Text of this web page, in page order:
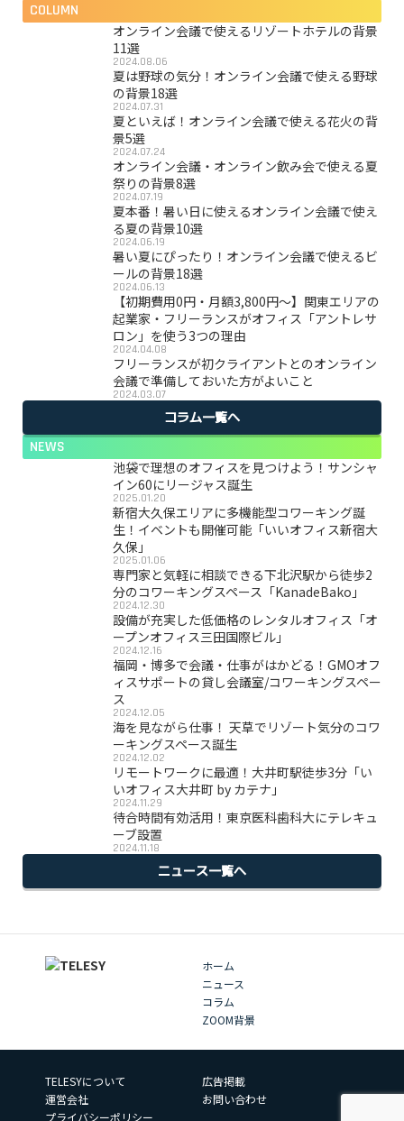
COLUMN
オンライン会議で使えるリゾートホテルの背景
11選
2024.08.06
夏は野球の気分！オンライン会議で使える野球
の背景18選
2024.07.31
夏といえば！オンライン会議で使える花火の背
景5選
2024.07.24
オンライン会議・オンライン飲み会で使える夏
祭りの背景8選
2024.07.19
夏本番！暑い日に使えるオンライン会議で使え
る夏の背景10選
2024.06.19
暑い夏にぴったり！オンライン会議で使えるビ
ールの背景18選
2024.06.13
【初期費用0円・月額3,800円〜】関東エリアの
起業家・フリーランスがオフィス「アントレサ
ロン」を使う3つの理由
2024.04.08
フリーランスが初クライアントとのオンライン
会議で準備しておいた方がよいこと
2024.03.07
コラム一覧へ
NEWS
池袋で理想のオフィスを見つけよう！サンシャ
イン60にリージャス誕生
2025.01.20
新宿大久保エリアに多機能型コワーキング誕
生！イベントも開催可能「いいオフィス新宿大
久保」
2025.01.06
専門家と気軽に相談できる下北沢駅から徒歩2
分のコワーキングスペース「KanadeBako」
2024.12.30
設備が充実した低価格のレンタルオフィス「オ
ープンオフィス三田国際ビル」
2024.12.16
福岡・博多で会議・仕事がはかどる！GMOオフ
ィスサポートの貸し会議室/コワーキングスペー
ス
2024.12.05
海を見ながら仕事！ 天草でリゾート気分のコワ
ーキングスペース誕生
2024.12.02
リモートワークに最適！大井町駅徒歩3分「い
いオフィス大井町 by カテナ」
2024.11.29
待合時間有効活用！東京医科歯科大にテレキュ
ーブ設置
2024.11.18
ニュース一覧へ
ホーム
ニュース
コラム
ZOOM背景
TELESYについて
広告掲載
運営会社
お問い合わせ
プライバシーポリシー